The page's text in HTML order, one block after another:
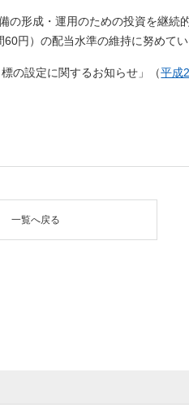
の形成・運用のための投資を継続
円）の配当水準の維持に努めてい
の設定に関するお知らせ」（平成
一覧へ戻る